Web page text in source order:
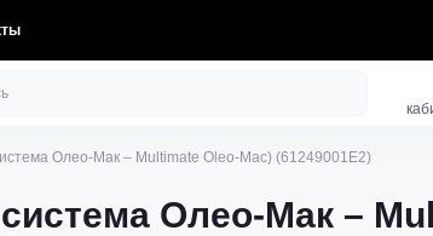
Олео-Мак – Multimate Oleo-Mac) (61249001E2)
Олео-Мак –